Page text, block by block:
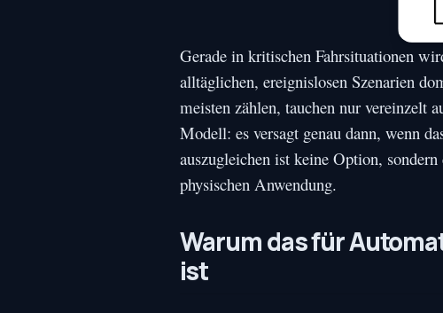
Gerade in kritischen Fahrsituationen
alltäglichen, ereignislosen Szenarien
meisten zählen, tauchen nur vereinzelt
Modell: es versagt genau dann, wenn
auszugleichen ist keine Option,
physischen Anwendung.
Warum das für
ist